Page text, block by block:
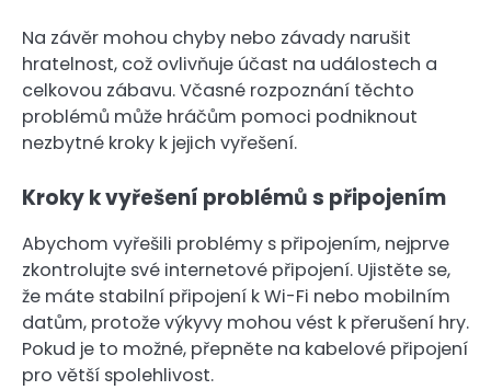
Na závěr mohou chyby nebo závady narušit
hratelnost, což ovlivňuje účast na událostech a
celkovou zábavu. Včasné rozpoznání těchto
problémů může hráčům pomoci podniknout
nezbytné kroky k jejich vyřešení.
Kroky k vyřešení problémů s připojením
Abychom vyřešili problémy s připojením, nejprve
zkontrolujte své internetové připojení. Ujistěte se,
že máte stabilní připojení k Wi-Fi nebo mobilním
datům, protože výkyvy mohou vést k přerušení hry.
Pokud je to možné, přepněte na kabelové připojení
pro větší spolehlivost.